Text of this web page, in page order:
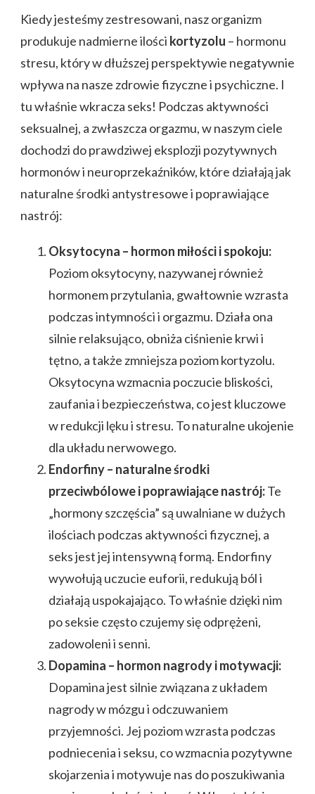
Kiedy jesteśmy zestresowani, nasz organizm
produkuje nadmierne ilości kortyzolu – hormonu
stresu, który w dłuższej perspektywie negatywnie
wpływa na nasze zdrowie fizyczne i psychiczne. I
tu właśnie wkracza seks! Podczas aktywności
seksualnej, a zwłaszcza orgazmu, w naszym ciele
dochodzi do prawdziwej eksplozji pozytywnych
hormonów i neuroprzekaźników, które działają jak
naturalne środki antystresowe i poprawiające
nastrój:
Oksytocyna – hormon miłości i spokoju:
Poziom oksytocyny, nazywanej również
hormonem przytulania, gwałtownie wzrasta
podczas intymności i orgazmu. Działa ona
silnie relaksująco, obniża ciśnienie krwi i
tętno, a także zmniejsza poziom kortyzolu.
Oksytocyna wzmacnia poczucie bliskości,
zaufania i bezpieczeństwa, co jest kluczowe
w redukcji lęku i stresu. To naturalne ukojenie
dla układu nerwowego.
Endorfiny – naturalne środki
przeciwbólowe i poprawiające nastrój:Te
„hormony szczęścia” są uwalniane w dużych
ilościach podczas aktywności fizycznej, a
seks jest jej intensywną formą. Endorfiny
wywołują uczucie euforii, redukują ból i
działają uspokajająco. To właśnie dzięki nim
po seksie często czujemy się odprężeni,
zadowoleni i senni.
Dopamina – hormon nagrody i motywacji:
Dopamina jest silnie związana z układem
nagrody w mózgu i odczuwaniem
przyjemności. Jej poziom wzrasta podczas
podniecenia i seksu, co wzmacnia pozytywne
skojarzenia i motywuje nas do poszukiwania